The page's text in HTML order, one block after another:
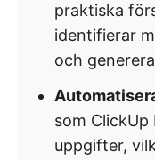
praktiska
identifierar
och
som
uppgifter,